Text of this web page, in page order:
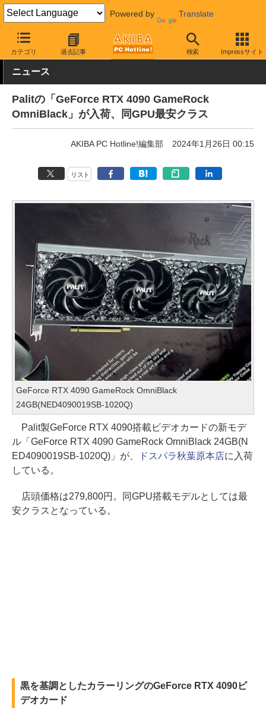
Powered by Translate
カテゴリ 過去記事 検索 Impressサイト
AKIBA PC Hotline! PCパーツ ビデオカード（グラフィックボード
ニュース
Palitの「GeForce RTX 4090 GameRock
OmniBlack」が入荷、同GPU最安クラス
AKIBA PC Hotline!編集部 2024年1月26日 00:15
リスト
GeForce RTX 4090 GameRock OmniBlack
24GB(NED4090019SB-1020Q)
Palit製GeForce RTX 4090搭載ビデオカードの新モデ
ル「GeForce RTX 4090 GameRock OmniBlack 24GB(N
ED4090019SB-1020Q)」が、
ドスパラ秋葉原本店に入荷
している。
店頭価格は279,800円。同GPU搭載モデルとしては最
安クラスとなっている。
黒を基調としたカラーリングのGeForce RTX 4090ビ
デオカード